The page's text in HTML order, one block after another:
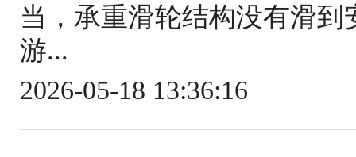
当，承重滑轮结构没有滑
游...
2026-05-18 13:36:16